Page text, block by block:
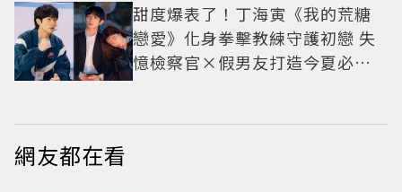
甜度爆表了！丁海寅《我的荒糖
戀愛》化身拳擊教練守護初戀 失
憶檢察官×假男友打造今夏必看
網友都在看